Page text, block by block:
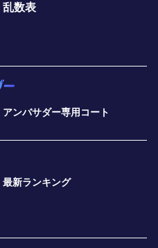
乱数表
アンバサダー専用コート
最新ランキング